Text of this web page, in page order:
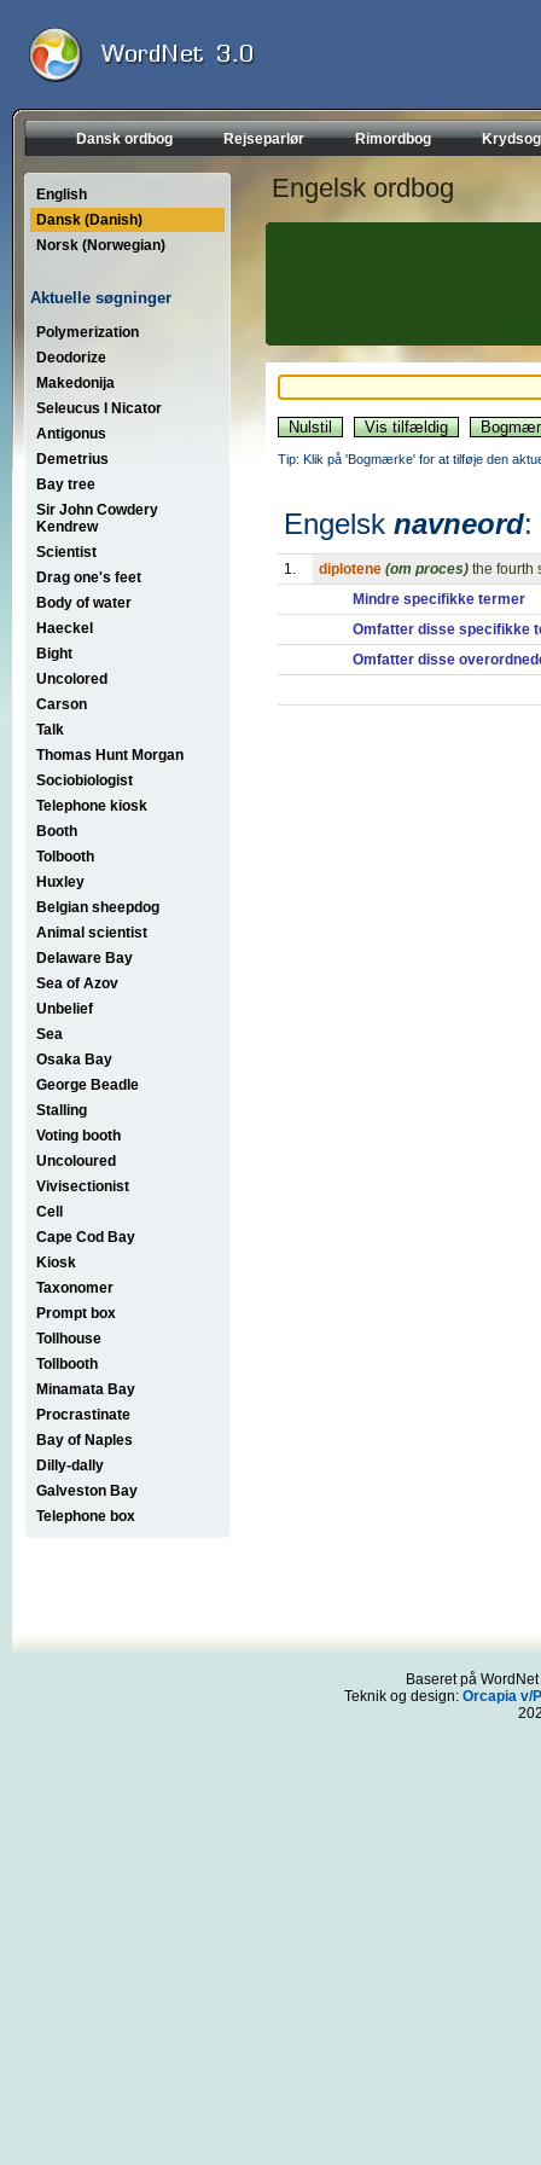
Dansk ordbog Rejseparlør Rimordbog
English
Dansk (Danish)
Norsk (Norwegian)
Aktuelle søgninger
Polymerization
Deodorize
Makedonija
Seleucus I Nicator
Antigonus
Demetrius
Bay tree
Sir John Cowdery
Kendrew
Scientist
Drag one's feet
Body of water
Haeckel
Bight
Uncolored
Carson
Talk
Thomas Hunt Morgan
Sociobiologist
Telephone kiosk
Booth
Tolbooth
Huxley
Belgian sheepdog
Animal scientist
Delaware Bay
Sea of Azov
Unbelief
Sea
Osaka Bay
George Beadle
Stalling
Voting booth
Uncoloured
Vivisectionist
Cell
Cape Cod Bay
Kiosk
Taxonomer
Prompt box
Tollhouse
Tollbooth
Minamata Bay
Procrastinate
Bay of Naples
Dilly-dally
Galveston Bay
Telephone box
Engelsk ordbog
Tip: Klik på 'Bogmærke' for at tilføje den
Engelsk navneord:
1. diplotene (om proces) the fourth
Mindre specifikke termer
Omfatter disse specifikke
Omfatter disse
Baseret på
Teknik og design: Orcapia v/